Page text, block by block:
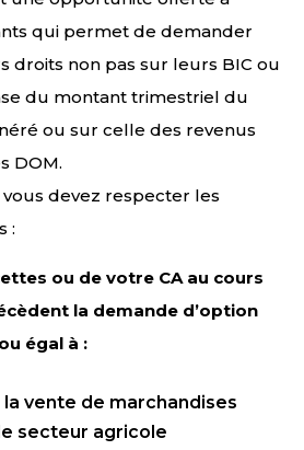
qui permet de demander
droits non pas sur leurs BIC ou
du montant trimestriel du
ou sur celle des revenus
DOM.
devez respecter les
:
ou de votre CA au cours
la demande d’option
égal à :
vente de marchandises
secteur agricole